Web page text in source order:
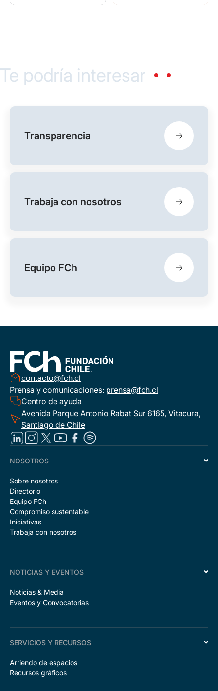
Te podría interesar
Transparencia
Trabaja con nosotros
Equipo FCh
contacto@fch.cl
Prensa y comunicaciones: prensa@fch.cl
Centro de ayuda
Avenida Parque Antonio Rabat Sur 6165, Vitacura,
Santiago de Chile
NOSOTROS
Sobre nosotros
Directorio
Equipo FCh
Compromiso sustentable
Iniciativas
Trabaja con nosotros
NOTICIAS Y EVENTOS
Noticias & Media
Eventos y Convocatorias
SERVICIOS Y RECURSOS
Arriendo de espacios
Recursos gráficos